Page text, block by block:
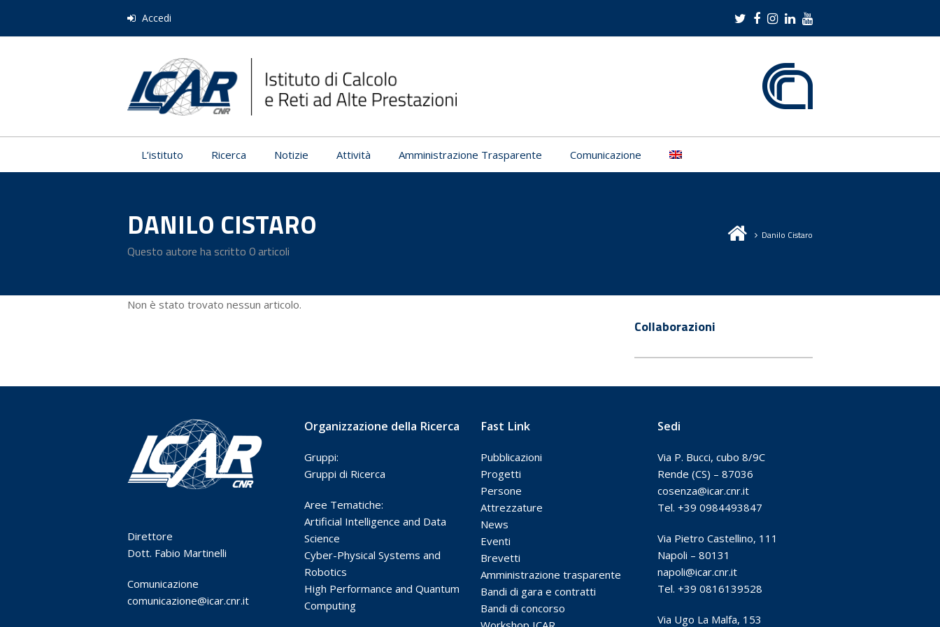
Accedi Twitter
Facebook
Instagram
LinkedIn
Youtube
L’istituto Ricerca Notizie Attività Amministrazione Trasparente Comunicazione
DANILO CISTARO
Questo autore ha scritto 0 articoli
Danilo Cistaro
Non è stato trovato nessun articolo.
Collaborazioni
Direttore
Dott. Fabio Martinelli
Comunicazione
comunicazione@icar.cnr.it
Organizzazione della Ricerca
Gruppi:
Gruppi di Ricerca
Aree Tematiche:
Artificial Intelligence and Data
Science
Cyber-Physical Systems and
Robotics
High Performance and Quantum
Computing
Fast Link
Pubblicazioni
Progetti
Persone
Attrezzature
News
Eventi
Brevetti
Amministrazione trasparente
Bandi di gara e contratti
Bandi di concorso
Sedi
Via P. Bucci, cubo 8/9C
Rende (CS) – 87036
cosenza@icar.cnr.it
Tel. +39 0984493847
Via Pietro Castellino, 111
Napoli – 80131
napoli@icar.cnr.it
Tel. +39 0816139528
Via Ugo La Malfa, 153